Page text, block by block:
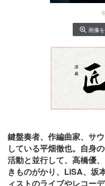
画像
鍵盤奏者、作編曲家、サ
している平畑徹也。自身
活動と並行して、高橋優
きものがかり、LiSA、坂
ィストのライブやレコー